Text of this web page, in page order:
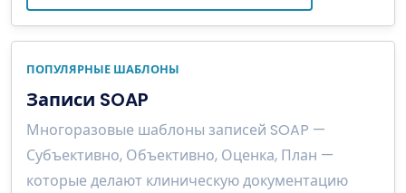
ПОПУЛЯРНЫЕ ШАБЛОНЫ
Записи SOAP
Многоразовые шаблоны записей SOAP —
Субъективно, Объективно, Оценка, План —
которые делают клиническую документацию